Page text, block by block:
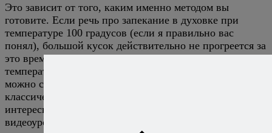
Это зависит от того, каким именно методом вы
готовите. Если речь про запекание в духовке при
температуре 100 градусов (если я правильно вас
понял), большой кусок действительно не прогреется за
это время. Поэтому и запекают обычно при
температуре 180-220, а низкотемпературное запекание
можно смело считать отдельной, отличной от
классического запекания, технологией. Если вам
интересна эта тема, обращаю ваше внимание на этот
видеоурок: